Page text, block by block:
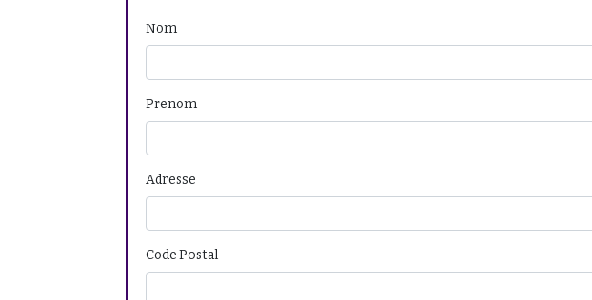
Nom
Prenom
Adresse
Code Postal